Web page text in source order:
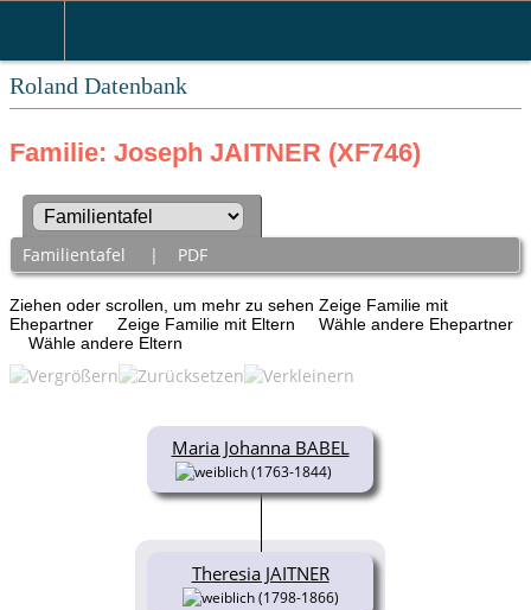
Roland Datenbank
Familie: Joseph JAITNER (XF746)
Familientafel | PDF
Ziehen oder scrollen, um mehr zu sehen Zeige Familie mit
Ehepartner
Zeige Familie mit Eltern
Wähle andere Ehepartner
Wähle andere Eltern
Maria Johanna BABEL
(1763-1844)
Theresia JAITNER
(1798-1866)